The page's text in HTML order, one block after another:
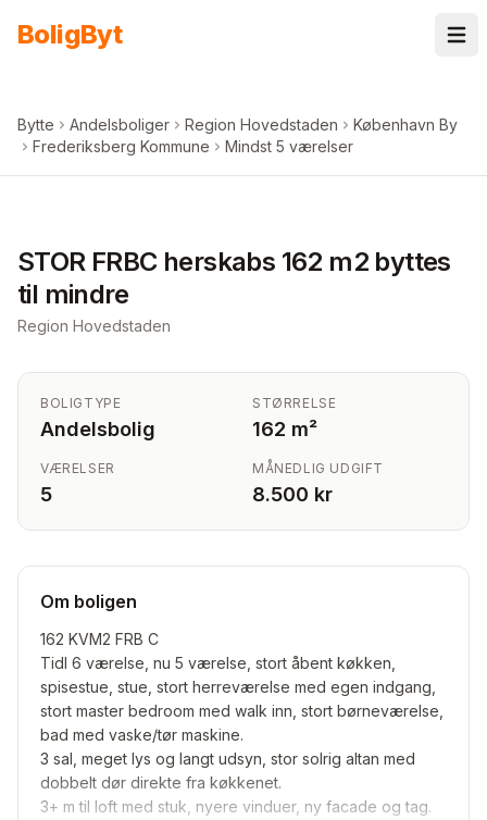
BoligByt
Bytte Andelsboliger Region Hovedstaden
København By
Frederiksberg Kommune
Mindst 5 værelser
STOR FRBC herskabs 162 m2 byttes
til mindre
Region Hovedstaden
BOLIGTYPE
Andelsbolig
STØRRELSE
162 m²
VÆRELSER
5
MÅNEDLIG UDGIFT
8.500 kr
Om boligen
162 KVM2 FRB C
Tidl 6 værelse, nu 5 værelse, stort åbent køkken,
spisestue, stue, stort herreværelse med egen indgang,
stort master bedroom med walk inn, stort børneværelse,
bad med vaske/tør maskine.
3 sal, meget lys og langt udsyn, stor solrig altan med
dobbelt dør direkte fra køkkenet.
3+ m til loft med stuk, nyere vinduer, ny facade og tag.